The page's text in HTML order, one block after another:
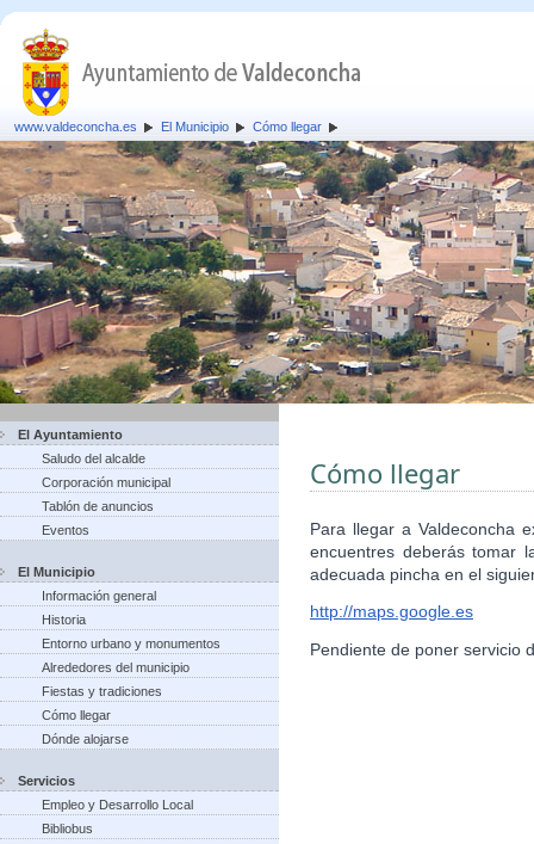
www.valdeconcha.es El Municipio Cómo llegar
El Ayuntamiento
Saludo del alcalde
Corporación municipal
Tablón de anuncios
Eventos
El Municipio
Información general
Historia
Entorno urbano y monumentos
Alrededores del municipio
Fiestas y tradiciones
Cómo llegar
Dónde alojarse
Servicios
Empleo y Desarrollo Local
Bibliobus
Cómo llegar
Para llegar a Valdeconcha
encuentres deberás tomar
adecuada pincha en el
http://maps.google.es
Pendiente de poner servicio